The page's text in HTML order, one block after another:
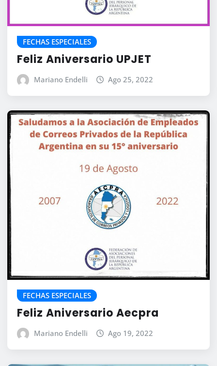
FECHAS ESPECIALES
Feliz Aniversario UPJET
Mariano Endelli Ago 25, 2022
FECHAS ESPECIALES
Feliz Aniversario Aecpra
Mariano Endelli Ago 19, 2022